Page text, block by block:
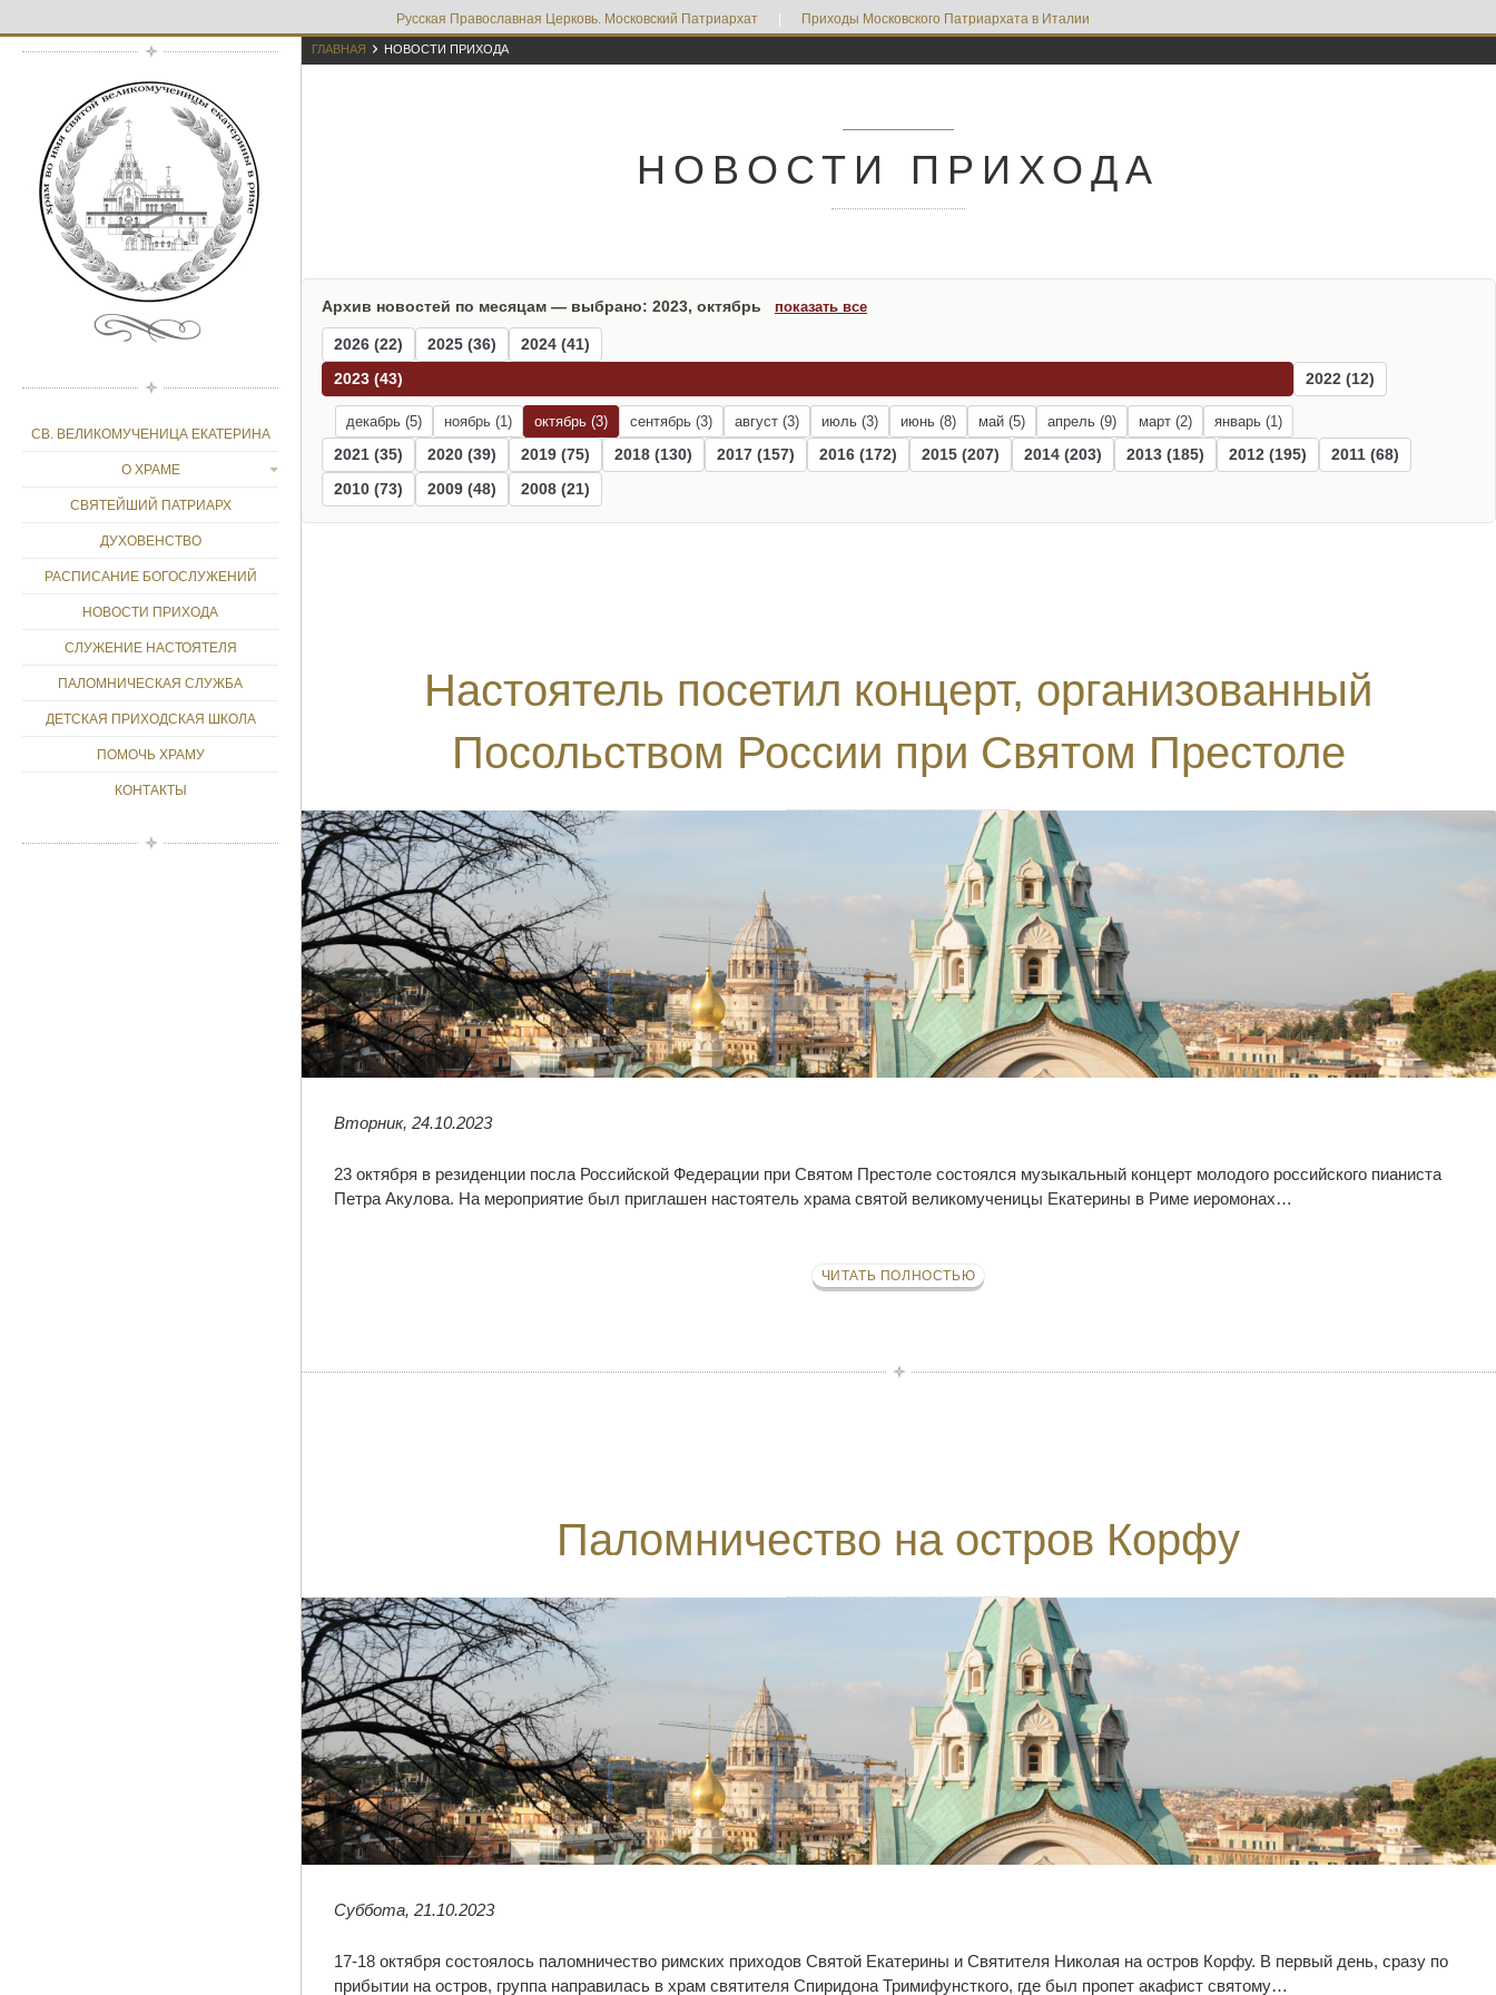
Русская Православная Церковь. Московский Патриархат Приходы Московского Патриархата в Италии
СВ. ВЕЛИКОМУЧЕНИЦА ЕКАТЕРИНА
О ХРАМЕ
СВЯТЕЙШИЙ ПАТРИАРХ
ДУХОВЕНСТВО
РАСПИСАНИЕ БОГОСЛУЖЕНИЙ
НОВОСТИ ПРИХОДА
СЛУЖЕНИЕ НАСТОЯТЕЛЯ
ПАЛОМНИЧЕСКАЯ СЛУЖБА
ДЕТСКАЯ ПРИХОДСКАЯ ШКОЛА
ПОМОЧЬ ХРАМУ
КОНТАКТЫ
ГЛАВНАЯ  НОВОСТИ ПРИХОДА
НОВОСТИ ПРИХОДА
Архив новостей по месяцам — выбрано: 2023, октябрь показать все
2026 (22) 2025 (36)
2024 (41)
2023 (43)
декабрь (5) ноябрь (1) октябрь (3) сентябрь (3) август (3) июль (3) июнь (8) май (5) апрель (9) март (2) январь (1)
2022 (12)
2021 (35) 2020 (39) 2019 (75) 2018 (130) 2017 (157) 2016 (172) 2015 (207) 2014 (203) 2013 (185) 2012 (195)
2011 (68)
2010 (73)
2009 (48) 2008 (21)
Настоятель посетил концерт, организованный
Посольством России при Святом Престоле
Вторник, 24.10.2023
23 октября в резиденции посла Российской Федерации при Святом Престоле состоялся музыкальный концерт молодого российского пианиста
Петра Акулова. На мероприятие был приглашен настоятель храма святой великомученицы Екатерины в Риме иеромонах…
ЧИТАТЬ ПОЛНОСТЬЮ
Паломничество на остров Корфу
Суббота, 21.10.2023
17-18 октября состоялось паломничество римских приходов Святой Екатерины и Святителя Николая на остров Корфу. В первый день, сразу по
прибытии на остров, группа направилась в храм святителя Спиридона Тримифунсткого, где был пропет акафист святому…